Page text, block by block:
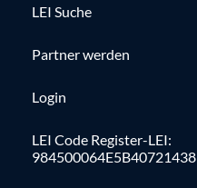
LEI Suche
Partner werden
Login
LEI Code Register-LEI:
984500064E5B40721438